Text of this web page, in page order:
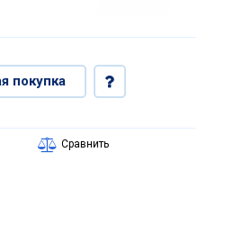
покупка
Сравнить